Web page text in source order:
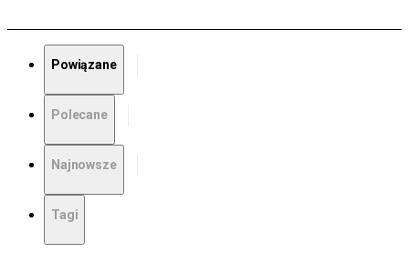
Powiązane
Polecane
Najnowsze
Tagi